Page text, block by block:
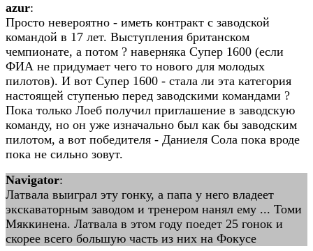
azur:
Просто невероятно - иметь контракт с заводской
командой в 17 лет. Выступления британском
чемпионате, а потом ? наверняка Супер 1600 (если
ФИА не придумает чего то нового для молодых
пилотов). И вот Супер 1600 - стала ли эта категория
настоящей ступенью перед заводскими командами ?
Пока только Лоеб получил приглашение в заводскую
команду, но он уже изначально был как бы заводским
пилотом, а вот победителя - Даниеля Сола пока вроде
пока не сильно зовут.
Navigator:
Латвала выиграл эту гонку, а папа у него владеет
экскаваторным заводом и тренером нанял ему ... Томи
Мяккинена. Латвала в этом году поедет 25 гонок и
скорее всего большую часть из них на Фокусе